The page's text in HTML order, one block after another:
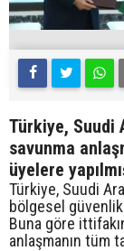
Türkiye, Suudi
savunma
üyelere
Türkiye, Suudi
bölgesel güvenlik
Buna göre
anlaşmanın tüm